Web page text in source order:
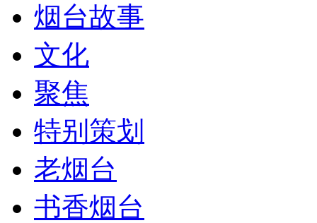
烟台故事
文化
聚焦
特别策划
老烟台
书香烟台